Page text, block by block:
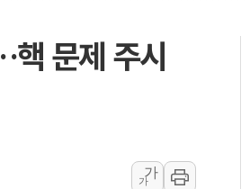
슬람 수니파 3개국, 공동방위협정 체결
개장 전 특징주...아틀라시안·클라우드플
태양광, 대한민국 다음 100년 밑거름…수도
문제 주시
가
가